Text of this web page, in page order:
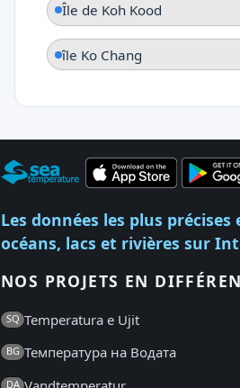
Île de Koh Kood
île Ko Chang
Les données les plus
océans, lacs et rivières sur
NOS PROJETS EN
SQ Temperatura e Ujit
BG Температура на Водата
DA